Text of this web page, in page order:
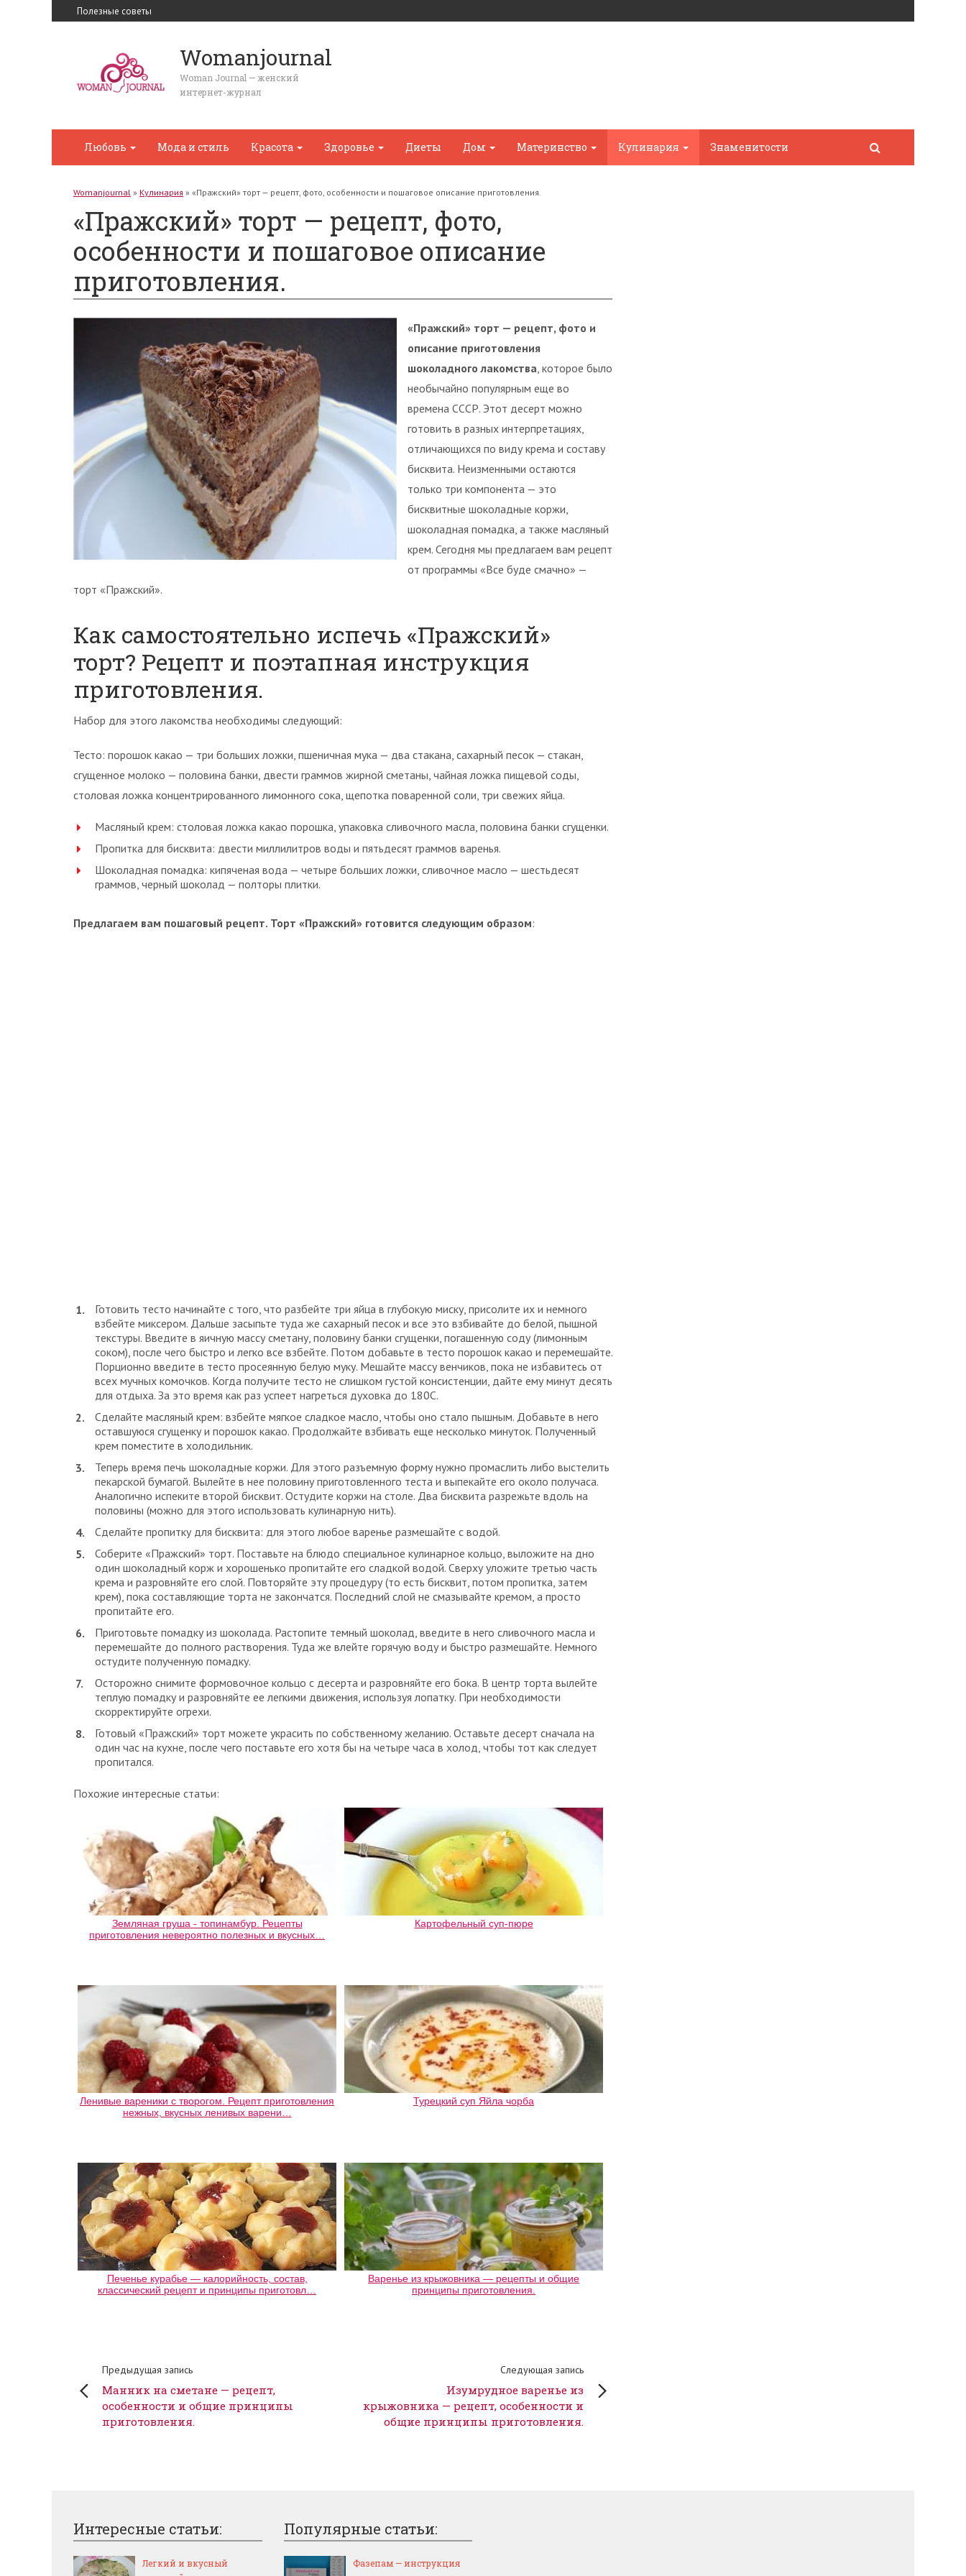
Полезные советы
Womanjournal
Woman Journal — женский
интернет-журнал
Любовь Мода и стиль Красота Здоровье Диеты Дом Материнство Кулинария Знаменитости
Womanjournal » Кулинария » «Пражский» торт — рецепт, фото, особенности и пошаговое описание приготовления.
«Пражский» торт — рецепт, фото,
особенности и пошаговое описание
приготовления.
«Пражский» торт — рецепт, фото и
описание приготовления
шоколадного лакомства, которое было
необычайно популярным еще во
времена СССР. Этот десерт можно
готовить в разных интерпретациях,
отличающихся по виду крема и составу
бисквита. Неизменными остаются
только три компонента — это
бисквитные шоколадные коржи,
шоколадная помадка, а также масляный
крем. Сегодня мы предлагаем вам рецепт
от программы «Все буде смачно» —
торт «Пражский».
Как самостоятельно испечь «Пражский»
торт? Рецепт и поэтапная инструкция
приготовления.
Набор для этого лакомства необходимы следующий:
Тесто: порошок какао — три больших ложки, пшеничная мука — два стакана, сахарный песок — стакан,
сгущенное молоко — половина банки, двести граммов жирной сметаны, чайная ложка пищевой соды,
столовая ложка концентрированного лимонного сока, щепотка поваренной соли, три свежих яйца.
Масляный крем: столовая ложка какао порошка, упаковка сливочного масла, половина банки сгущенки.
Пропитка для бисквита: двести миллилитров воды и пятьдесят граммов варенья.
Шоколадная помадка: кипяченая вода — четыре больших ложки, сливочное масло — шестьдесят
граммов, черный шоколад — полторы плитки.
Предлагаем вам пошаговый рецепт. Торт «Пражский» готовится следующим образом:
Готовить тесто начинайте с того, что разбейте три яйца в глубокую миску, присолите их и немного
взбейте миксером. Дальше засыпьте туда же сахарный песок и все это взбивайте до белой, пышной
текстуры. Введите в яичную массу сметану, половину банки сгущенки, погашенную соду (лимонным
соком), после чего быстро и легко все взбейте. Потом добавьте в тесто порошок какао и перемешайте.
Порционно введите в тесто просеянную белую муку. Мешайте массу венчиков, пока не избавитесь от
всех мучных комочков. Когда получите тесто не слишком густой консистенции, дайте ему минут десять
для отдыха. За это время как раз успеет нагреться духовка до 180С.
Сделайте масляный крем: взбейте мягкое сладкое масло, чтобы оно стало пышным. Добавьте в него
оставшуюся сгущенку и порошок какао. Продолжайте взбивать еще несколько минуток. Полученный
крем поместите в холодильник.
Теперь время печь шоколадные коржи. Для этого разъемную форму нужно промаслить либо выстелить
пекарской бумагой. Вылейте в нее половину приготовленного теста и выпекайте его около получаса.
Аналогично испеките второй бисквит. Остудите коржи на столе. Два бисквита разрежьте вдоль на
половины (можно для этого использовать кулинарную нить).
Сделайте пропитку для бисквита: для этого любое варенье размешайте с водой.
Соберите «Пражский» торт. Поставьте на блюдо специальное кулинарное кольцо, выложите на дно
один шоколадный корж и хорошенько пропитайте его сладкой водой. Сверху уложите третью часть
крема и разровняйте его слой. Повторяйте эту процедуру (то есть бисквит, потом пропитка, затем
крем), пока составляющие торта не закончатся. Последний слой не смазывайте кремом, а просто
пропитайте его.
Приготовьте помадку из шоколада. Растопите темный шоколад, введите в него сливочного масла и
перемешайте до полного растворения. Туда же влейте горячую воду и быстро размешайте. Немного
остудите полученную помадку.
Осторожно снимите формовочное кольцо с десерта и разровняйте его бока. В центр торта вылейте
теплую помадку и разровняйте ее легкими движения, используя лопатку. При необходимости
скорректируйте огрехи.
Готовый «Пражский» торт можете украсить по собственному желанию. Оставьте десерт сначала на
один час на кухне, после чего поставьте его хотя бы на четыре часа в холод, чтобы тот как следует
пропитался.
Похожие интересные статьи:
Земляная груша - топинамбур. Рецепты
приготовления невероятно полезных и вкусных…
Картофельный суп-пюре
Ленивые вареники с творогом. Рецепт приготовления
нежных, вкусных ленивых варени…
Турецкий суп Яйла чорба
Печенье курабье — калорийность, состав,
классический рецепт и принципы приготовл…
Варенье из крыжовника — рецепты и общие
принципы приготовления.
Предыдущая запись
Манник на сметане — рецепт,
особенности и общие принципы
приготовления.
Следующая запись
Изумрудное варенье из
крыжовника — рецепт, особенности и
общие принципы приготовления.
Интересные статьи:
Легкий и вкусный
Популярные статьи:
Фазепам — инструкция